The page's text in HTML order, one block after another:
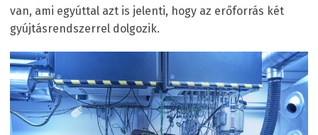
van, ami egyúttal azt is jelenti, hogy az erőforrás két
gyújtásrendszerrel dolgozik.